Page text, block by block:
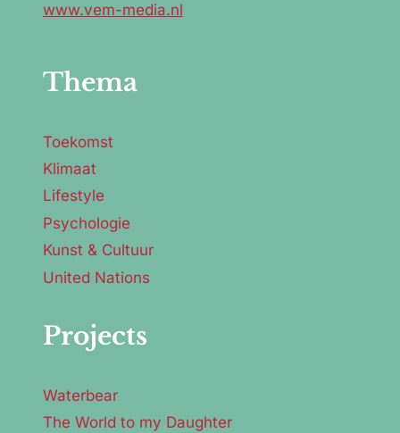
www.vem-media.nl
Thema
Toekomst
Klimaat
Lifestyle
Psychologie
Kunst & Cultuur
United Nations
Projects
Waterbear
The World to my Daughter